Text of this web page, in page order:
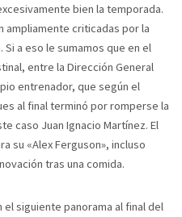
bien la temporada.
ampliamente criticadas por la
a eso le sumamos que en el
entre la Dirección General
entrenador, que según el
al final terminó por romperse la
caso Juan Ignacio Martínez. El
su «Alex Ferguson», incluso
tras una comida.
siguiente panorama al final del